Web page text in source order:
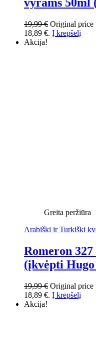
19,99€ Original price
18,89 €. Į krepšelį
Akcija!
Greita peržiūra
Arabiški ir Turkiški
Romeron
(įkvėpti Hugo
19,99€ Original price
18,89 €. Į krepšelį
Akcija!